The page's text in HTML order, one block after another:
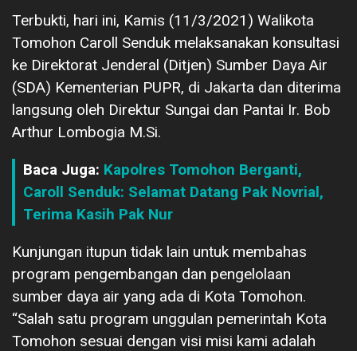
Terbukti, hari ini, Kamis (11/3/2021) Walikota
Tomohon Caroll Senduk melaksanakan konsultasi
ke Direktorat Jenderal (Ditjen) Sumber Daya Air
(SDA) Kementerian PUPR, di Jakarta dan diterima
langsung oleh Direktur Sungai dan Pantai Ir. Bob
Arthur Lombogia M.Si.
Baca Juga: Kapolres Tomohon Berganti,
Caroll Senduk: Selamat Datang Pak Novrial,
Terima Kasih Pak Nur
Kunjungan itupun tidak lain untuk membahas
program pengembangan dan pengelolaan
sumber daya air yang ada di Kota Tomohon.
“Salah satu program unggulan pemerintah Kota
Tomohon sesuai dengan visi misi kami adalah